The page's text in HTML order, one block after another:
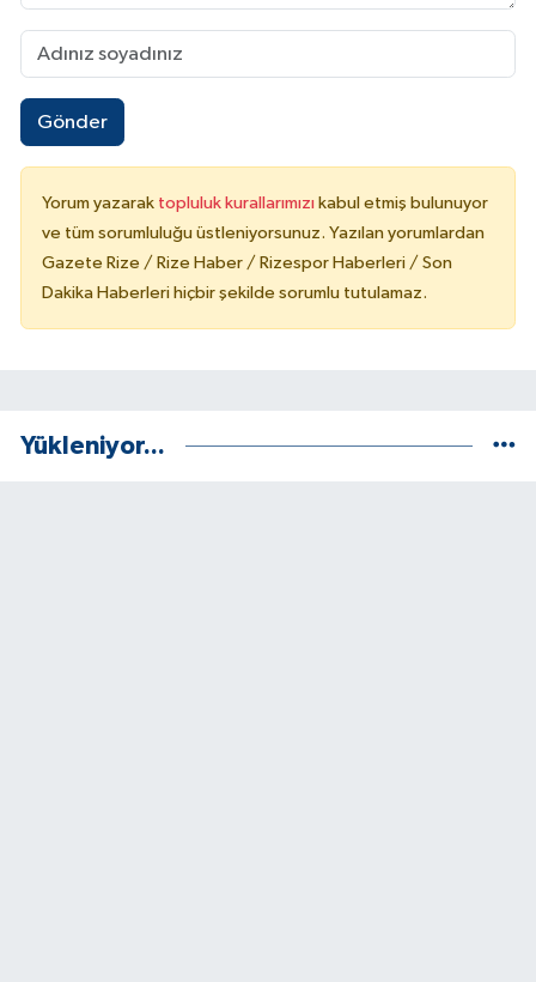
Gönder
Yorum yazarak topluluk kurallarımızı kabul etmiş bulunuyor
ve tüm sorumluluğu üstleniyorsunuz. Yazılan yorumlardan
Gazete Rize / Rize Haber / Rizespor Haberleri / Son
Dakika Haberleri hiçbir şekilde sorumlu tutulamaz.
Yükleniyor...